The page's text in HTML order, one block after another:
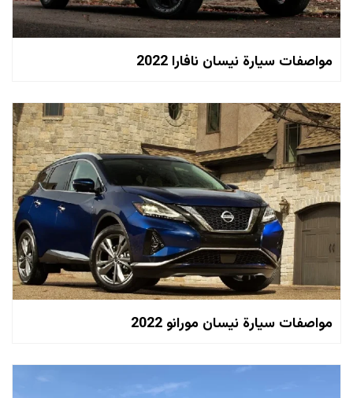
مواصفات سيارة نيسان نافارا 2022
مواصفات سيارة نيسان مورانو 2022